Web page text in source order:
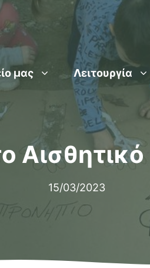
μας Λειτουργία
15/03/2023